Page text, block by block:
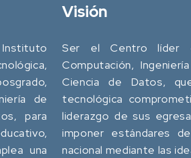
de
para
una
Visión
Ser el Centro líder
Computación,
Ciencia de Datos,
tecnológica
liderazgo de sus
imponer estándares
nacional mediante las